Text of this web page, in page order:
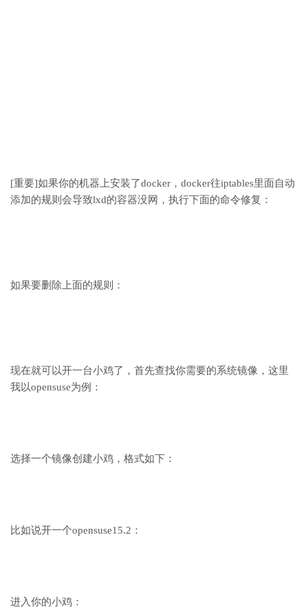
[重要]如果你的机器上安装了docker，docker往iptables里面自动
添加的规则会导致lxd的容器没网，执行下面的命令修复：
如果要删除上面的规则：
现在就可以开一台小鸡了，首先查找你需要的系统镜像，这里
我以opensuse为例：
选择一个镜像创建小鸡，格式如下：
比如说开一个opensuse15.2：
进入你的小鸡：